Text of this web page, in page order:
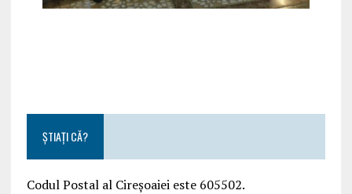
ȘTIAȚI CĂ?
Codul Postal al Cireșoaiei este 605502.